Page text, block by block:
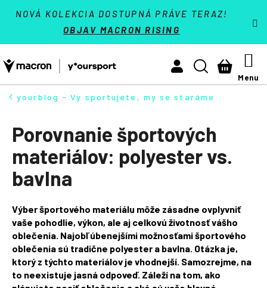
NOVÁ KOLEKCIA DOSTUPNÁ PRÁVE TERAZ!
OBJAV MACRON RISING
Hľadať
košík
Tímové športy
Athleisure
Prihlásiť sa
+421 940 603 366
(Po-Pá 9:00 - 16:30 hod.)
yourblog - Vy sportujete, my se staráme
Porovnanie športových
materiálov: polyester vs.
bavlna
Výber športového materiálu môže zásadne ovplyvniť
vaše pohodlie, výkon, ale aj celkovú životnosť vášho
oblečenia. Najobľúbenejšími možnosťami športového
oblečenia sú tradične polyester a bavlna. Otázka je,
ktorý z týchto materiálov je vhodnejší. Samozrejme, na
to neexistuje jasná odpoveď. Záleží na tom, ako
k Č
o
p
t
r
e
b
u
j
e
t
e
n
á